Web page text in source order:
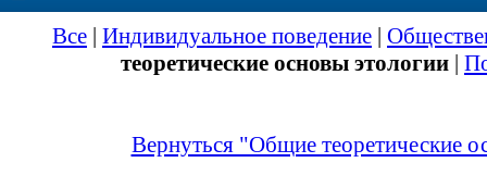
Все | Индивидуальное поведение |
теоретические основы этологии |
Вернуться "Общие теоретические